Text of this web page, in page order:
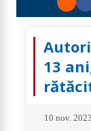
13
10 nov. 2023